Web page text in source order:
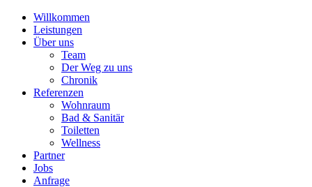
Willkommen
Leistungen
Über uns
Team
Der Weg zu uns
Chronik
Referenzen
Wohnraum
Bad & Sanitär
Toiletten
Wellness
Partner
Jobs
Anfrage